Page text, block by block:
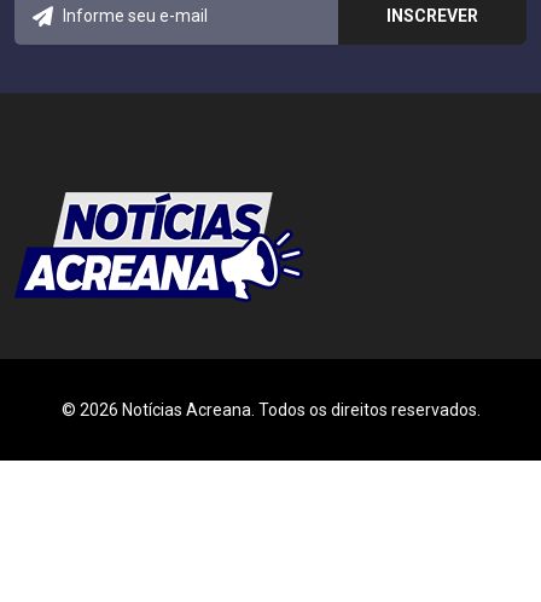
© 2026 Notícias Acreana. Todos os direitos reservados.